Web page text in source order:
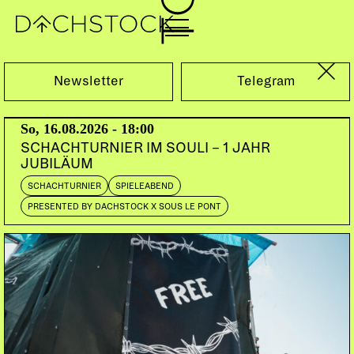
Di, 04.04.2017
BEE-FLAT & DACHSTOCK PRESENTS
SEUN KUTI & EGYPT 80
Music Masterworks
Newsletter Telegram
So, 16.08.2026 - 18:00
SCHACHTURNIER IM SOULI – 1 JAHR
JUBILÄUM
SCHACHTURNIER SPIELEABEND
PRESENTED BY DACHSTOCK X SOUS LE PONT